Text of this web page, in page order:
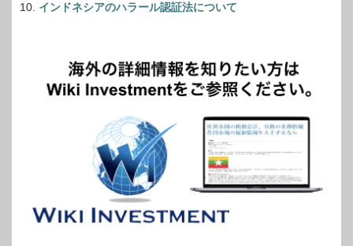
インドネシアのハラール認証法について